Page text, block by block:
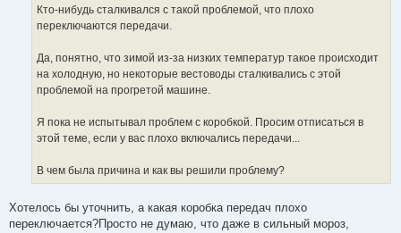
Кто-нибудь сталкивался с такой проблемой, что плохо
переключаются передачи.
Да, понятно, что зимой из-за низких температур такое происходит
на холодную, но некоторые вестоводы сталкивались с этой
проблемой на прогретой машине.
Я пока не испытывал проблем с коробкой. Просим отписаться в
этой теме, если у вас плохо включались передачи...
В чем была причина и как вы решили проблему?
Хотелось бы уточнить, а какая коробка передач плохо
переключается?Просто не думаю, что даже в сильный мороз,